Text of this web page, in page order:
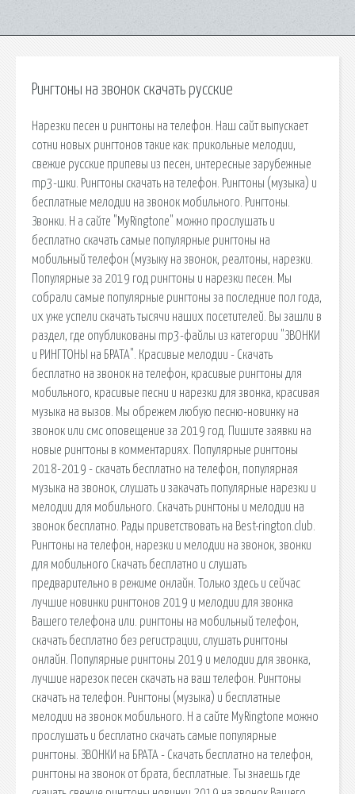
Рингтоны на звонок скачать русские
Нарезки песен и рингтоны на телефон. Наш сайт выпускает
сотни новых рингтонов такие как: прикольные мелодии,
свежие русские припевы из песен, интересные зарубежные
mp3-шки. Рингтоны скачать на телефон. Рингтоны (музыка) и
бесплатные мелодии на звонок мобильного. Рингтоны.
Звонки. Н а сайте "MyRingtone" можно прослушать и
бесплатно скачать самые популярные рингтоны на
мобильный телефон (музыку на звонок, реалтоны, нарезки.
Популярные за 2019 год рингтоны и нарезки песен. Мы
собрали самые популярные рингтоны за последние пол года,
их уже успели скачать тысячи наших посетителей. Вы зашли в
раздел, где опубликованы mp3-файлы из категории "ЗВОНКИ
и РИНГТОНЫ на БРАТА". Красивые мелодии - Скачать
бесплатно на звонок на телефон, красивые рингтоны для
мобильного, красивые песни и нарезки для звонка, красивая
музыка на вызов. Мы обрежем любую песню-новинку на
звонок или смс оповещение за 2019 год. Пишите заявки на
новые рингтоны в комментариях. Популярные рингтоны
2018-2019 - скачать бесплатно на телефон, популярная
музыка на звонок, слушать и закачать популярные нарезки и
мелодии для мобильного. Скачать рингтоны и мелодии на
звонок бесплатно. Рады приветствовать на Best-rington.club.
Рингтоны на телефон, нарезки и мелодии на звонок, звонки
для мобильного Скачать бесплатно и слушать
предварительно в режиме онлайн. Только здесь и сейчас
лучшие новинки рингтонов 2019 и мелодии для звонка
Вашего телефона или. рингтоны на мобильный телефон,
скачать бесплатно без регистрации, слушать рингтоны
онлайн. Популярные рингтоны 2019 и мелодии для звонка,
лучшие нарезок песен скачать на ваш телефон. Рингтоны
скачать на телефон. Рингтоны (музыка) и бесплатные
мелодии на звонок мобильного. Н а сайте MyRingtone можно
прослушать и бесплатно скачать самые популярные
рингтоны. ЗВОНКИ на БРАТА - Скачать бесплатно на телефон,
рингтоны на звонок от брата, бесплатные. Ты знаешь где